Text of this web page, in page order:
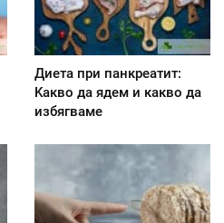
Диета при панкреатит:
Kакво да ядем и какво да
избягваме